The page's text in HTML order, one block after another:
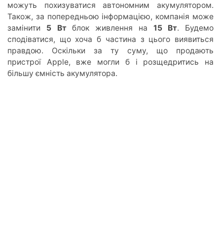
можуть похизуватися автономним акумулятором.
Також, за попередньою інформацією, компанія може
замінити 5 Втблок живлення на 15 Вт. Будемо
сподіватися, що хоча б частина з цього виявиться
правдою. Оскільки за ту суму, що продають
пристрої Apple, вже могли б і розщедритись на
більшу ємність акумулятора.